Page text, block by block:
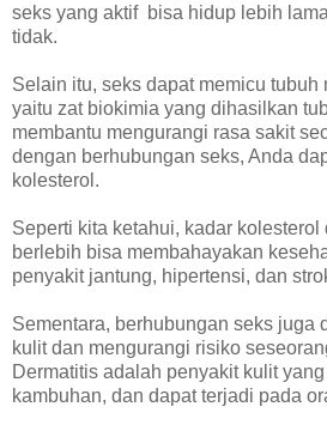
seks yang aktif bisa hidup lebih
tidak.
Selain itu, seks dapat memicu tubuh
yaitu zat biokimia yang dihasilkan
membantu mengurangi rasa sakit
dengan berhubungan seks, Anda
kolesterol.
Seperti kita ketahui, kadar kolesterol
berlebih bisa membahayakan
penyakit jantung, hipertensi, dan
Sementara, berhubungan seks juga
kulit dan mengurangi risiko
Dermatitis adalah penyakit kulit
kambuhan, dan dapat terjadi pada